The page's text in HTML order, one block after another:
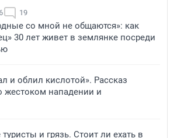
19
со мной не общаются»: как
30 лет живет в землянке посреди
и облил кислотой». Рассказ
жестоком нападении и
и грязь. Стоит ли ехать в